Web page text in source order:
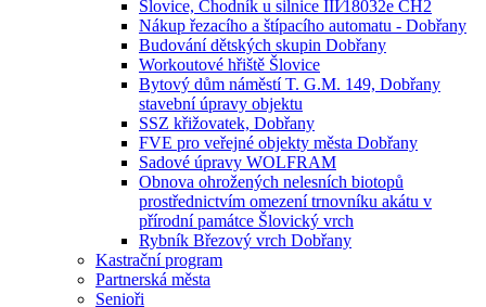
Šlovice, Chodník u silnice III⁄18032e CH2
Nákup řezacího a štípacího automatu - Dobřany
Budování dětských skupin Dobřany
Workoutové hřiště Šlovice
Bytový dům náměstí T. G.M. 149, Dobřany
stavební úpravy objektu
SSZ křižovatek, Dobřany
FVE pro veřejné objekty města Dobřany
Sadové úpravy WOLFRAM
Obnova ohrožených nelesních biotopů
prostřednictvím omezení trnovníku akátu v
přírodní památce Šlovický vrch
Rybník Březový vrch Dobřany
Kastrační program
Partnerská města
Senioři